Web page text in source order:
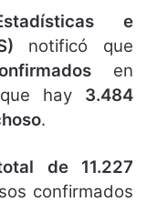
e
notificó que
en
hay 3.484
.
de 11.227
confirmados